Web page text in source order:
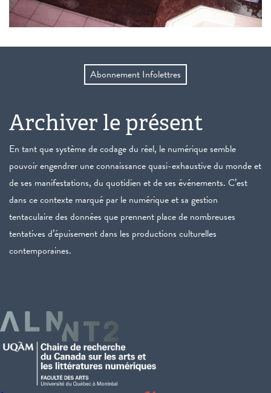
Abonnement Infolettres
Archiver le présent
En tant que système de codage du réel, le numérique semble
pouvoir engendrer une connaissance quasi-exhaustive du monde et
de ses manifestations, du quotidien et de ses événements. C’est
dans ce contexte marqué par le numérique et sa gestion
tentaculaire des données que prennent place de nombreuses
tentatives d’épuisement dans les productions culturelles
contemporaines.